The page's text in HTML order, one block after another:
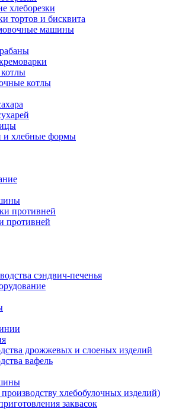
хлеборезки
тортов и бисквита
машины
котлы
и хлебные формы
противней
противней
сэндвич-печенья
дрожжевых и слоеных изделий
вафель
хлебобулочных изделий)
заквасок